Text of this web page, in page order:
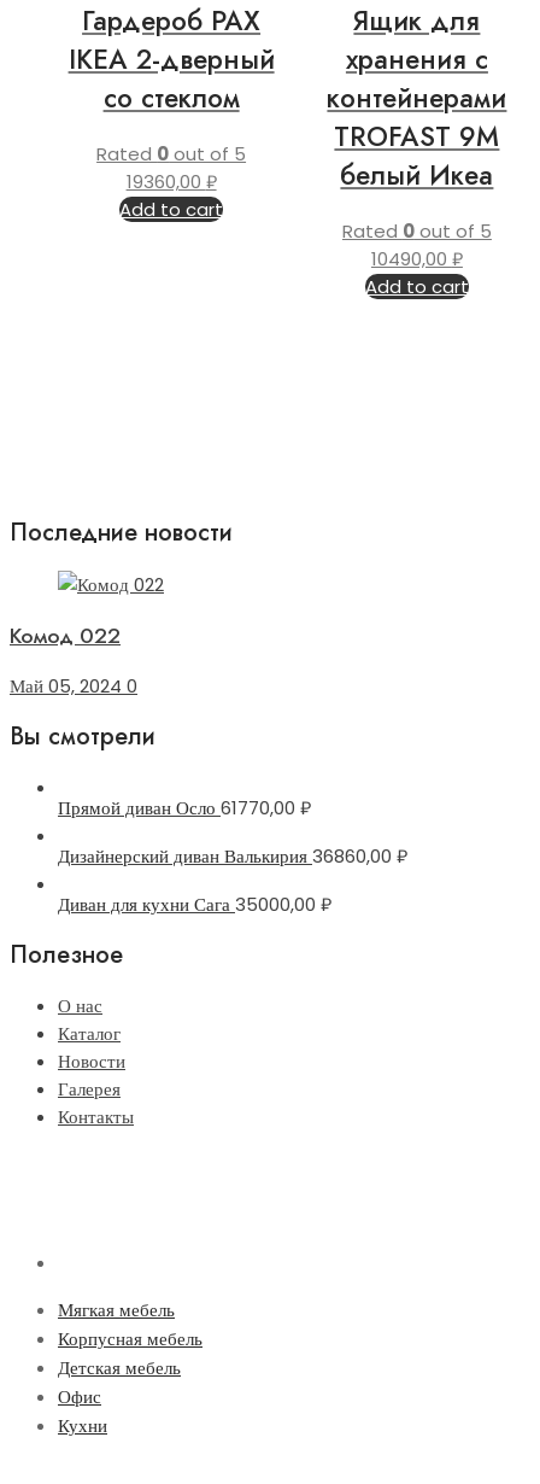
Гардероб PAX
IKEA 2-дверный
со стеклом
Rated 0out of 5
19360,00 ₽
Add to cart
Ящик для
хранения с
контейнерами
TROFAST 9М
белый Икеа
Rated 0out of 5
10490,00 ₽
Add to cart
Последние новости
Комод 022
Май 05, 2024 0
Вы смотрели
Прямой диван Осло 61770,00 ₽
Дизайнерский диван Валькирия36860,00 ₽
Диван для кухни Сага35000,00 ₽
Полезное
О нас
Каталог
Новости
Галерея
Контакты
Мягкая мебель
Корпусная мебель
Детская мебель
Офис
Кухни